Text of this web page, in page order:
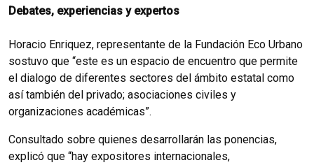
Debates, experiencias y expertos
Horacio Enriquez, representante de la Fundación Eco Urbano
sostuvo que “este es un espacio de encuentro que permite
el dialogo de diferentes sectores del ámbito estatal como
así también del privado; asociaciones civiles y
organizaciones académicas”.
Consultado sobre quienes desarrollarán las ponencias,
explicó que “hay expositores internacionales,